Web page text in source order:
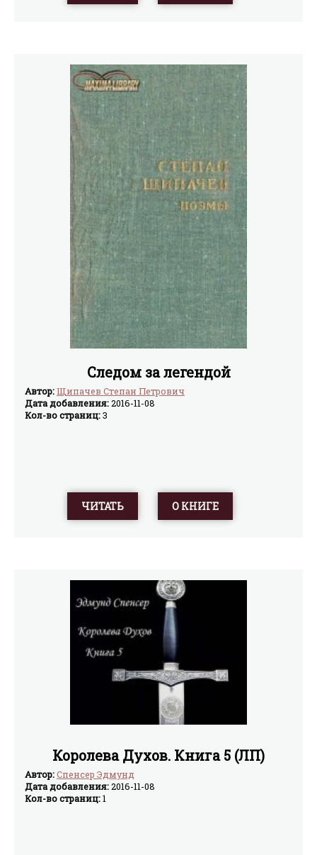
Следом за легендой
Автор:Щипачев Степан Петрович
Дата добавления:2016-11-08
Кол-во страниц:3
ЧИТАТЬ О КНИГЕ
Королева Духов. Книга 5 (ЛП)
Автор:Спенсер Эдмунд
Дата добавления:2016-11-08
Кол-во страниц:1